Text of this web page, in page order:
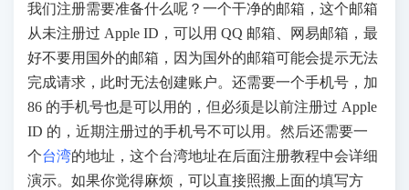
我们注册需要准备什么呢？一个干净的邮箱，这个邮箱
从未注册过 Apple ID，可以用 QQ 邮箱、网易邮箱，最
好不要用国外的邮箱，因为国外的邮箱可能会提示无法
完成请求，此时无法创建账户。还需要一个手机号，加
86 的手机号也是可以用的，但必须是以前注册过 Apple
ID 的，近期注册过的手机号不可以用。然后还需要一
个台湾的地址，这个台湾地址在后面注册教程中会详细
演示。如果你觉得麻烦，可以直接照搬上面的填写方